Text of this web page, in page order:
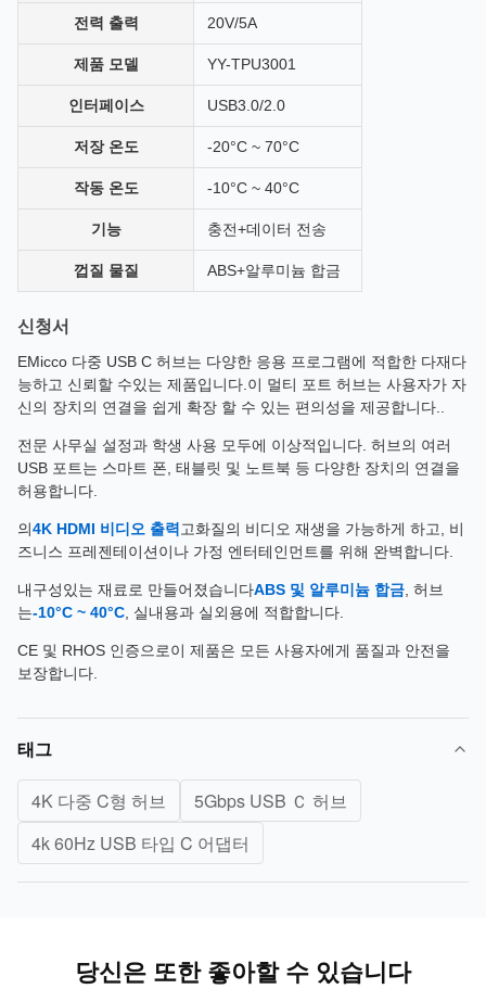
전력 출력 20V/5A
제품 모델 YY-TPU3001
인터페이스 USB3.0/2.0
저장 온도 -20°C ~ 70°C
작동 온도 -10°C ~ 40°C
기능 충전+데이터 전송
껍질 물질 ABS+알루미늄 합금
신청서
EMicco 다중 USB C 허브는 다양한 응용 프로그램에 적합한 다재다
능하고 신뢰할 수있는 제품입니다.이 멀티 포트 허브는 사용자가 자
신의 장치의 연결을 쉽게 확장 할 수 있는 편의성을 제공합니다..
전문 사무실 설정과 학생 사용 모두에 이상적입니다. 허브의 여러
USB 포트는 스마트 폰, 태블릿 및 노트북 등 다양한 장치의 연결을
허용합니다.
의4K HDMI 비디오 출력 고화질의 비디오 재생을 가능하게 하고, 비
즈니스 프레젠테이션이나 가정 엔터테인먼트를 위해 완벽합니다.
내구성있는 재료로 만들어졌습니다ABS 및 알루미늄 합금 , 허브
는-10°C ~ 40°C , 실내용과 실외용에 적합합니다.
CE 및 RHOS 인증으로이 제품은 모든 사용자에게 품질과 안전을
보장합니다.
태그
4K 다중 C형 허브
5Gbps USB Ｃ 허브
4k 60Hz USB 타입 C 어댑터
당신은 또한 좋아할 수 있습니다